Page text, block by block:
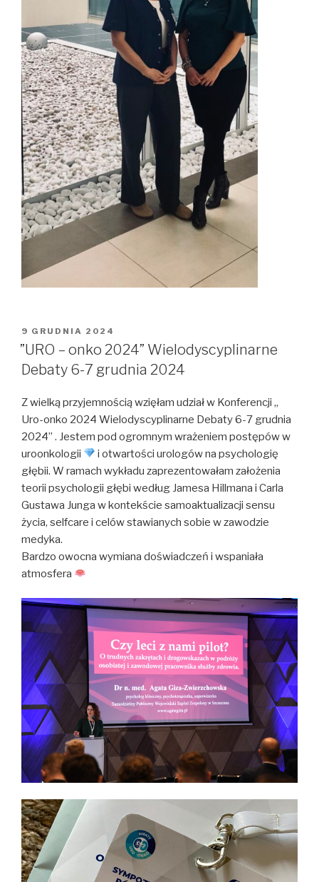
OPUBLIKOWANE
W
9 GRUDNIA 2024
”URO – onko 2024” Wielodyscyplinarne
Debaty 6-7 grudnia 2024
Z wielką przyjemnością wzięłam udział w Konferencji „
Uro-onko 2024 Wielodyscyplinarne Debaty 6-7 grudnia
2024” . Jestem pod ogromnym wrażeniem postępów w
uroonkologii
i otwartości urologów na psychologię
głębii. W ramach wykładu zaprezentowałam założenia
teorii psychologii głębi według Jamesa Hillmana i Carla
Gustawa Junga w kontekście samoaktualizacji sensu
życia, selfcare i celów stawianych sobie w zawodzie
medyka.
Bardzo owocna wymiana doświadczeń i wspaniała
atmosfera